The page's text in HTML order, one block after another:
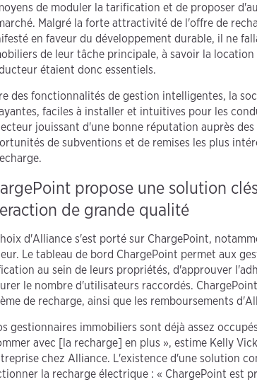
de moduler la tarification et de proposer
Malgré la forte attractivité de l'offre de
en faveur du développement durable, il ne
de leur tâche principale, à savoir la
étaient donc essentiels.
des fonctionnalités de gestion intelligentes, la
faciles à installer et intuitives pour les
jouissant d'une bonne réputation auprès
de subventions et de remises les plus
propose une solution
de grande qualité
d'Alliance s'est porté sur ChargePoint,
Le tableau de bord ChargePoint permet aux
au sein de leurs propriétés, d'approuver
le nombre d'utilisateurs raccordés.
de recharge, ainsi que les remboursements
gestionnaires immobiliers sont déjà assez
avec [la recharge] en plus », estime Kelly
chez Alliance. L'existence d'une solution
la recharge électrique : « ChargePoint est